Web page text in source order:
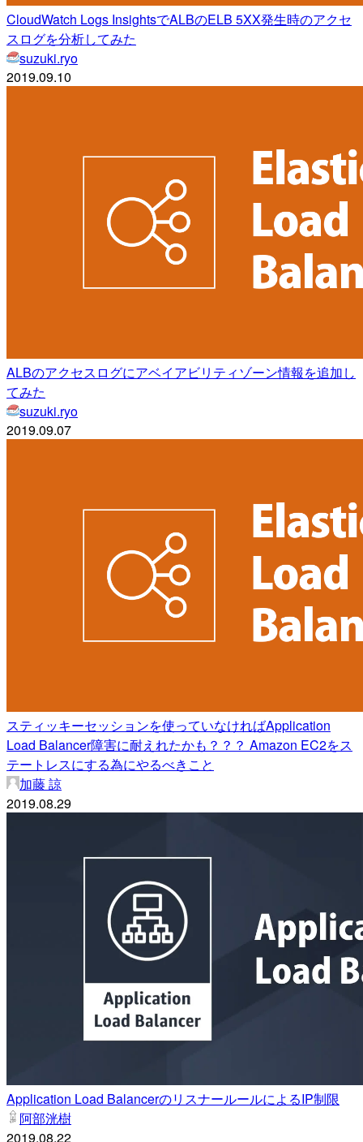
CloudWatch Logs InsightsでALBのELB 5XX発生時のアクセ
スログを分析してみた
suzuki.ryo
2019.09.10
ALBのアクセスログにアベイアビリティゾーン情報を追加し
てみた
suzuki.ryo
2019.09.07
スティッキーセッションを使っていなければApplication
Load Balancer障害に耐えれたかも？？？ Amazon EC2をス
テートレスにする為にやるべきこと
加藤 諒
2019.08.29
Application Load BalancerのリスナールールによるIP制限
阿部洸樹
2019.08.22